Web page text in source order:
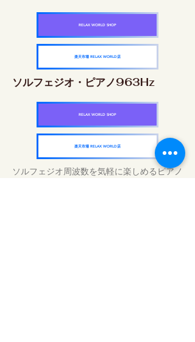
RELAX WORLD SHOP
楽天市場 RELAX WORLD店
ソルフェジオ・ピアノ963Hz
RELAX WORLD SHOP
楽天市場 RELAX WORLD店
ソルフェジオ周波数を気軽に楽しめるピアノ